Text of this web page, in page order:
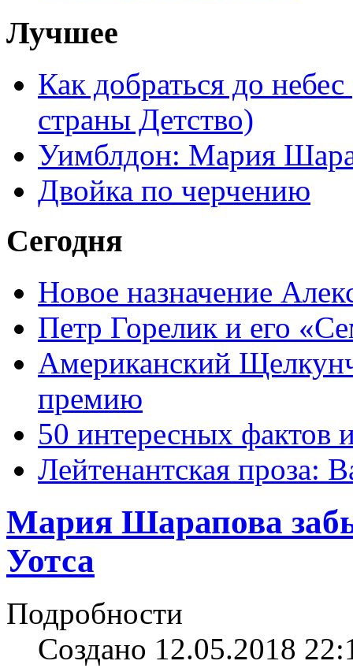
Лучшее
Как добраться до
страны Детство)
Уимблдон: Мария
Двойка по черчению
Сегодня
Новое назначение
Петр Горелик и его
Американский
премию
50 интересных фактов
Лейтенантская проза:
Мария Шарапова
Уотса
Подробности
Создано 12.05.2018